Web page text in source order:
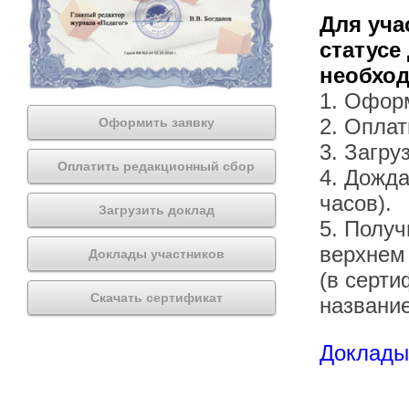
Оформить заявку
Оплатить редакционный сбор
Загрузить доклад
Доклады участников
Скачать сертификат
Для
1.
2.
3.
4.
часов).
5.
(в